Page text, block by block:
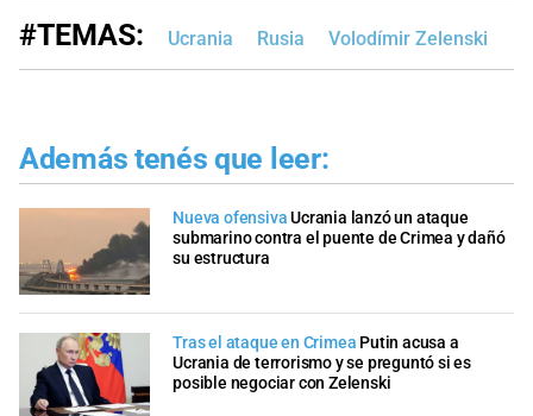
#TEMAS: Ucrania Rusia Volodímir Zelenski​
Además tenés que leer:
Nueva ofensivaUcrania lanzó un ataque
submarino contra el puente de Crimea y dañó
su estructura
Tras el ataque en Crimea Putin acusa a
Ucrania de terrorismo y se preguntó si es
posible negociar con Zelenski